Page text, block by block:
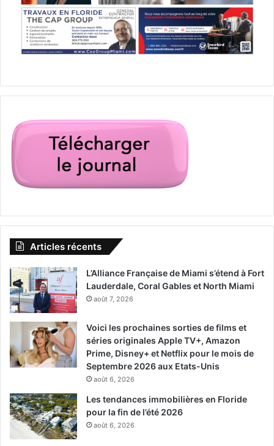
Articles récents
L’Alliance Française de Miami s’étend à Fort
Lauderdale, Coral Gables et North Miami
août 7, 2026
Voici les prochaines sorties de films et
séries originales Apple TV+, Amazon
Prime, Disney+ et Netflix pour le mois de
Septembre 2026 aux Etats-Unis
août 6, 2026
Les tendances immobilières en Floride
pour la fin de l’été 2026
août 6, 2026